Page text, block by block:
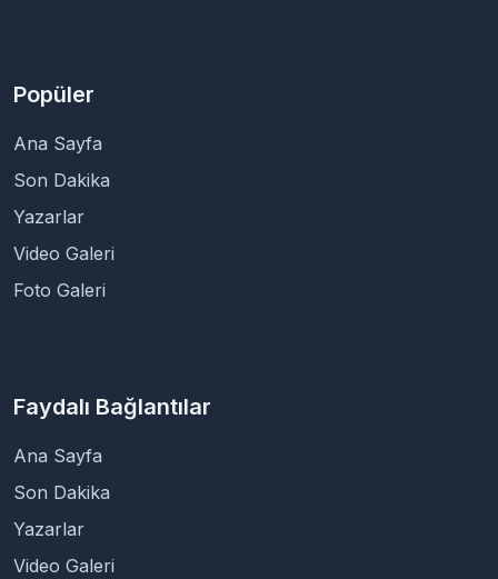
Popüler
Ana Sayfa
Son Dakika
Yazarlar
Video Galeri
Foto Galeri
Faydalı Bağlantılar
Ana Sayfa
Son Dakika
Yazarlar
Video Galeri